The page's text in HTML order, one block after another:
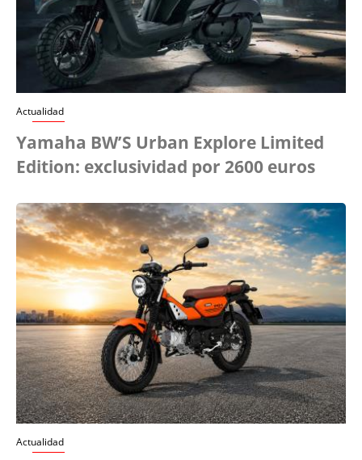
Actualidad
Yamaha BW’S Urban Explore Limited
Edition: exclusividad por 2600 euros
Actualidad